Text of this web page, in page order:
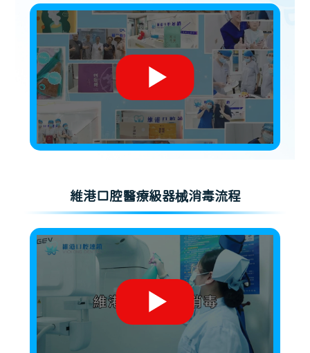
維港口腔醫療級器械消毒流程